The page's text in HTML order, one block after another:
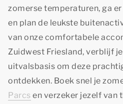
zomerse temperaturen, ga
en plan de leukste
van onze comfortabele
Zuidwest Friesland, verblijf
uitvalsbasis om deze
ontdekken. Boek snel je
Parcs en verzeker jezelf van